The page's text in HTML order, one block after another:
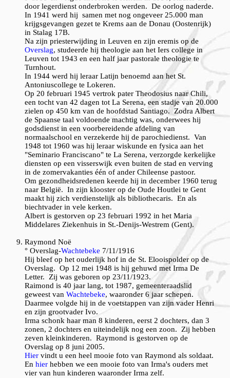
door legerdienst onderbroken werden. De oorlog naderde.
In 1941 werd hij samen met nog ongeveer 25.000 man
krijgsgevangen gezet te Krems aan de Donau (Oostenrijk)
in Stalag 17B.
Na zijn priesterwijding in Leuven en zijn eremis op de
Overslag, studeerde hij theologie aan het Iers college in
Leuven tot 1943 en een half jaar pastorale theologie te
Turnhout.
In 1944 werd hij leraar Latijn benoemd aan het St.
Antoniuscollege te Lokeren.
Op 20 februari 1945 vertrok pater Theodosius naar Chili,
een tocht van 42 dagen tot La Serena, een stadje van 20.000
zielen op 450 km van de hoofdstad Santiago. Zodra Albert
de Spaanse taal voldoende machtig was, onderwees hij
godsdienst in een voorbereidende afdeling van
normaalschool en verzekerde hij de parochiedienst. Van
1948 tot 1960 was hij leraar wiskunde en fysica aan het
"Seminario Franciscano" te La Serena, verzorgde kerkelijke
diensten op een visserswijk even buiten de stad en verving
in de zomervakanties één of ander Chileense pastoor.
Om gezondheidsredenen keerde hij in december 1960 terug
naar België. In zijn klooster op de Oude Houtlei te Gent
maakt hij zich verdienstelijk als bibliothecaris. En als
biechtvader in vele kerken.
Albert is gestorven op 23 februari 1992 in het Maria
Middelares Ziekenhuis in St.-Denijs-Westrem (Gent).
Raymond Noë
° Overslag-Wachtebeke 7/11/1916
Hij bleef op het ouderlijk hof in de St. Elooispolder op de
Overslag. Op 12 mei 1948 is hij gehuwd met Irma De
Letter. Zij was geboren op 23/11/1923.
Raimond is 40 jaar lang, tot 1987, gemeenteraadslid
geweest van Wachtebeke, waaronder 6 jaar schepen.
Daarmee volgde hij in de voetstappen van zijn vader Henri
en zijn grootvader Ivo.
Irma schonk haar man 8 kinderen, eerst 2 dochters, dan 3
zonen, 2 dochters en uiteindelijk nog een zoon. Zij hebben
zeven kleinkinderen. Raymond is gestorven op de
Overslag op 8 juni 2005.
Hier vindt u een heel mooie foto van Raymond als soldaat.
En hier hebben we een mooie foto van Irma's ouders met
vier van hun kinderen waaronder Irma zelf.